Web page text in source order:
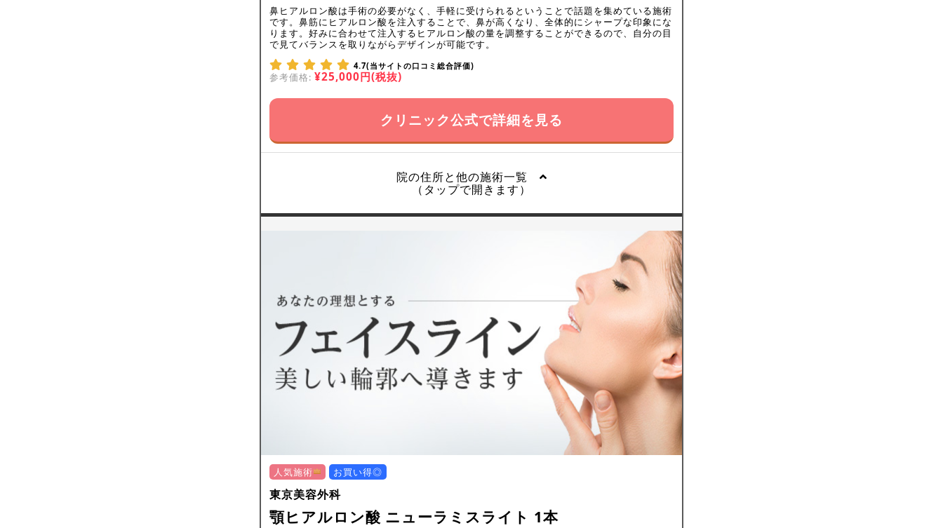
鼻ヒアルロン酸は手術の必要がなく、手軽に受けられるということで話題を集めている施術
です。鼻筋にヒアルロン酸を注入することで、鼻が高くなり、全体的にシャープな印象にな
ります。好みに合わせて注入するヒアルロン酸の量を調整することができるので、自分の目
で見てバランスを取りながらデザインが可能です。
4.7(当サイトの口コミ総合評価)
参考価格: ¥25,000円(税抜)
クリニック公式で詳細を見る
院の住所と他の施術一覧
（タップで開きます）
人気施術 お買い得◎
東京美容外科
顎ヒアルロン酸 ニューラミスライト 1本